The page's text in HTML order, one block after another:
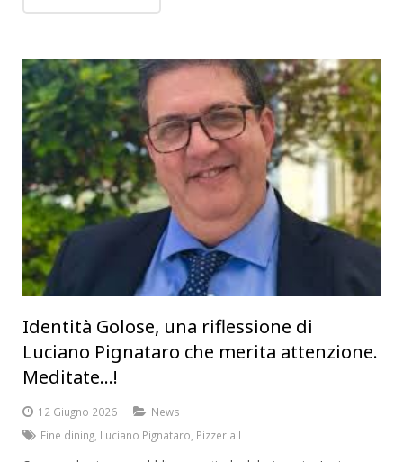
Identità Golose, una riflessione di
Luciano Pignataro che merita attenzione.
Meditate…!
12 Giugno 2026
News
Fine dining Luciano Pignataro Pizzeria I